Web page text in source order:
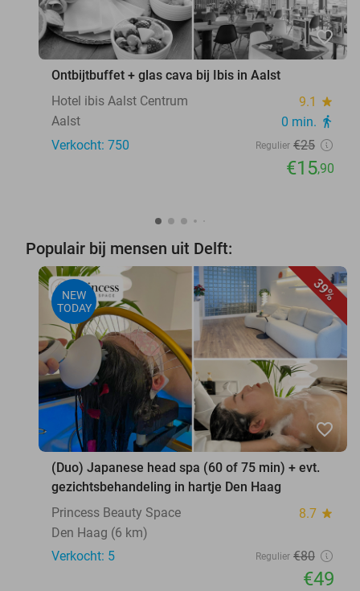
favorite_border
Ontbijtbuffet + glas cava bij Ibis in Aalst
Hotel ibis Aalst Centrum
9.1 star
Aalst 0 min. directions_walk
Verkocht: 750 Regulier €25
€15,90
Populair bij mensen uit Delft:
39%
NEW
TODAY
favorite_border
(Duo) Japanese head spa (60 of 75 min) + evt.
gezichtsbehandeling in hartje Den Haag
Princess Beauty Space
8.7 star
Den Haag (6 km)
Verkocht: 5
Regulier €80
€49